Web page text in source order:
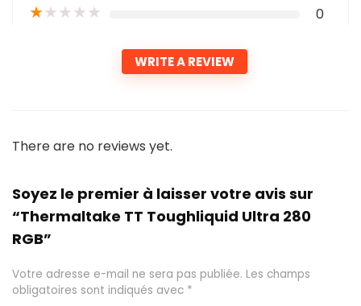
★★★★★ 0
WRITE A REVIEW
There are no reviews yet.
Soyez le premier à laisser votre avis sur
“Thermaltake TT Toughliquid Ultra 280
RGB”
Votre adresse e-mail ne sera pas publiée. Les champs
obligatoires sont indiqués avec *